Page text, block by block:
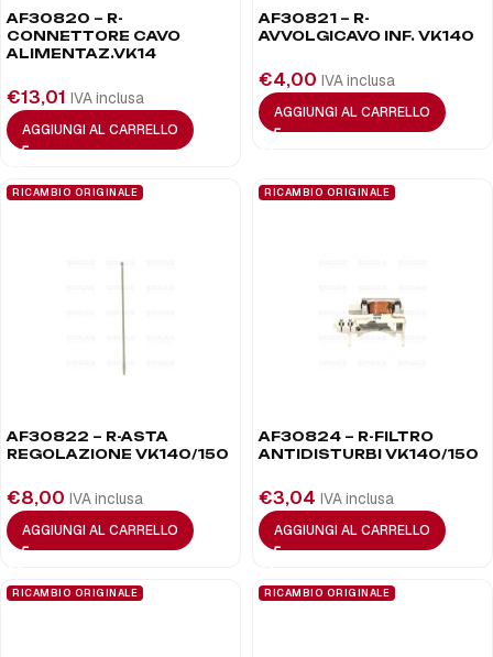
AF30820 – R-
CONNETTORE CAVO
ALIMENTAZ.VK14
€13,01 IVA inclusa
AGGIUNGI AL CARRELLO
AF30821 – R-
AVVOLGICAVO INF. VK140
€4,00 IVA inclusa
AGGIUNGI AL CARRELLO
RICAMBIO ORIGINALE
AF30822 – R-ASTA
REGOLAZIONE VK140/150
€8,00 IVA inclusa
AGGIUNGI AL CARRELLO
RICAMBIO ORIGINALE
AF30824 – R-FILTRO
ANTIDISTURBI VK140/150
€3,04 IVA inclusa
AGGIUNGI AL CARRELLO
RICAMBIO ORIGINALE RICAMBIO ORIGINALE